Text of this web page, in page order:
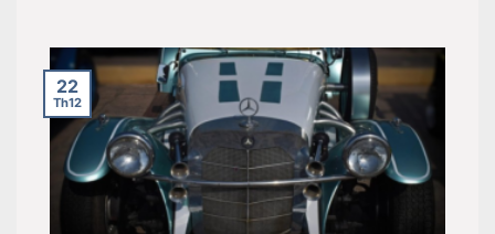
22
Th12